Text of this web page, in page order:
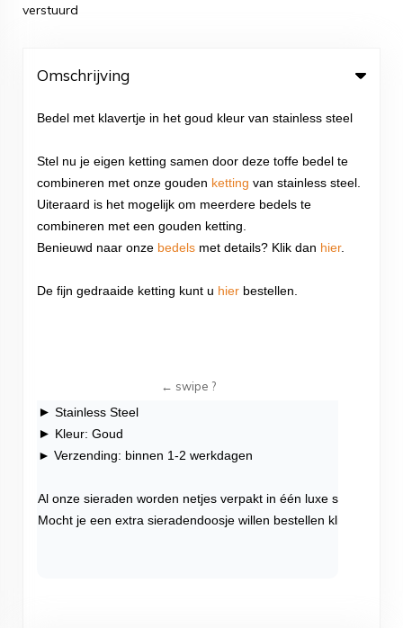
verstuurd
Omschrijving
Bedel met klavertje in het goud kleur van stainless steel
Stel nu je eigen ketting samen door deze toffe bedel te
combineren met onze gouden ketting van stainless steel.
Uiteraard is het mogelijk om meerdere bedels te
combineren met een gouden ketting.
Benieuwd naar onze bedels met details? Klik dan hier.
De fijn gedraaide ketting kunt u hier bestellen.
► Stainless Steel
► Kleur: Goud
► Verzending: binnen 1-2 werkdagen
Al onze sieraden worden netjes verpakt in één luxe
Mocht je een extra sieradendoosje willen bestellen klik dan